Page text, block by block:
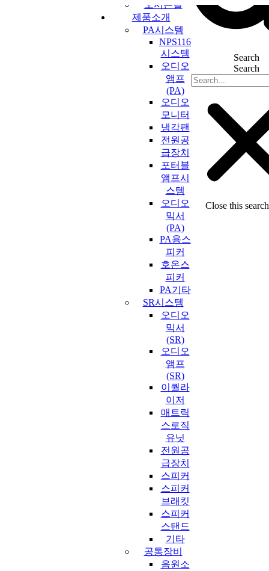
오시는길
제품소개
PA시스템
NPS116
시스템
오디오
앰프
(PA)
오디오
모니터
냉각팬
전원공
급장치
포터블
앰프시
스템
오디오
믹서
(PA)
PA용스
피커
호온스
피커
PA기타
SR시스템
오디오
믹서
(SR)
오디오
앰프
(SR)
이퀄라
이저
매트릭
스로직
유닛
전원공
급장치
스피커
스피커
브래킷
스피커
스탠드
기타
공통장비
음원소
Search
Search
Close this